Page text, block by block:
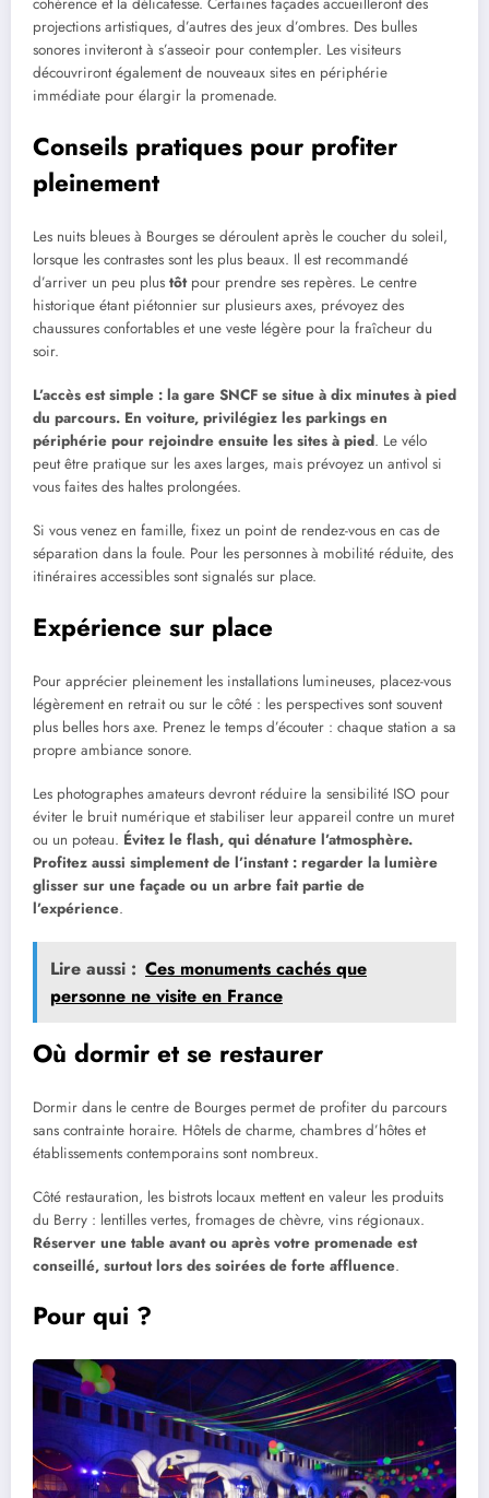
cohérence et la délicatesse. Certaines façades accueilleront des
projections artistiques, d’autres des jeux d’ombres. Des bulles
sonores inviteront à s’asseoir pour contempler. Les visiteurs
découvriront également de nouveaux sites en périphérie
immédiate pour élargir la promenade.
Conseils pratiques pour profiter
pleinement
Les nuits bleues à Bourges se déroulent après le coucher du soleil,
lorsque les contrastes sont les plus beaux. Il est recommandé
d’arriver un peu plus tôtpour prendre ses repères. Le centre
historique étant piétonnier sur plusieurs axes, prévoyez des
chaussures confortables et une veste légère pour la fraîcheur du
soir.
L’accès est simple : la gare SNCF se situe à dix minutes à pied
du parcours. En voiture, privilégiez les parkings en
périphérie pour rejoindre ensuite les sites à pied. Le vélo
peut être pratique sur les axes larges, mais prévoyez un antivol si
vous faites des haltes prolongées.
Si vous venez en famille, fixez un point de rendez-vous en cas de
séparation dans la foule. Pour les personnes à mobilité réduite, des
itinéraires accessibles sont signalés sur place.
Expérience sur place
Pour apprécier pleinement les installations lumineuses, placez-vous
légèrement en retrait ou sur le côté : les perspectives sont souvent
plus belles hors axe. Prenez le temps d’écouter : chaque station a sa
propre ambiance sonore.
Les photographes amateurs devront réduire la sensibilité ISO pour
éviter le bruit numérique et stabiliser leur appareil contre un muret
ou un poteau. Évitez le flash, qui dénature l’atmosphère.
Profitez aussi simplement de l’instant : regarder la lumière
glisser sur une façade ou un arbre fait partie de
l’expérience.
Lire aussi : Ces monuments cachés que
personne ne visite en France
Où dormir et se restaurer
Dormir dans le centre de Bourges permet de profiter du parcours
sans contrainte horaire. Hôtels de charme, chambres d’hôtes et
établissements contemporains sont nombreux.
Côté restauration, les bistrots locaux mettent en valeur les produits
du Berry : lentilles vertes, fromages de chèvre, vins régionaux.
Réserver une table avant ou après votre promenade est
conseillé, surtout lors des soirées de forte affluence.
Pour qui ?